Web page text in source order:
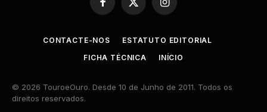
Facebook
X
(Twitter)
Instagram
CONTACTE-NOS
ESTATUTO EDITORIAL
FICHA TÉCNICA
INÍCIO
© 2026 TouroeOuro. Desde 10 de Junho de 2011. Todos os
direitos reservados.